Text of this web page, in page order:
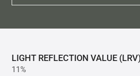
LIGHT REFLECTION VALUE
11%